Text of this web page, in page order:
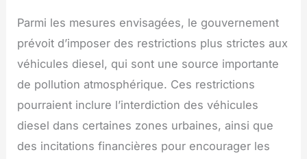
Parmi les mesures envisagées, le gouvernement
prévoit d’imposer des restrictions plus strictes aux
véhicules diesel, qui sont une source importante
de pollution atmosphérique. Ces restrictions
pourraient inclure l’interdiction des véhicules
diesel dans certaines zones urbaines, ainsi que
des incitations financières pour encourager les